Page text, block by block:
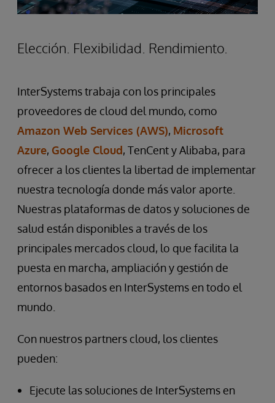
Elección. Flexibilidad. Rendimiento.
InterSystems trabaja con los principales
proveedores de cloud del mundo, como
Amazon Web Services (AWS), Microsoft
Azure, Google Cloud, TenCent y Alibaba, para
ofrecer a los clientes la libertad de implementar
nuestra tecnología donde más valor aporte.
Nuestras plataformas de datos y soluciones de
salud están disponibles a través de los
principales mercados cloud, lo que facilita la
puesta en marcha, ampliación y gestión de
entornos basados en InterSystems en todo el
mundo.
Con nuestros partners cloud, los clientes
pueden:
Ejecute las soluciones de InterSystems en